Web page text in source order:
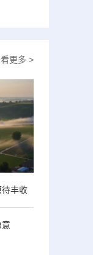
更多 >
待丰收